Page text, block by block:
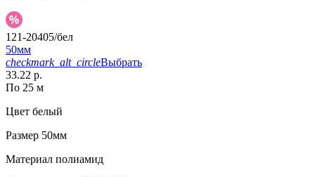
121-20405/бел
50мм
checkmark_alt_circleВыбрать
33.22 р.
По 25 м
Цвет белый
Размер 50мм
Материал полиамид